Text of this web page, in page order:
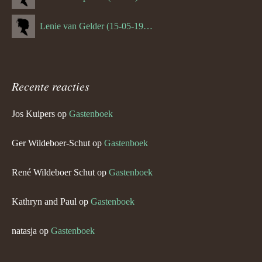
Lenie van Gelder (15-05-1970)
Recente reacties
Jos Kuipers op Gastenboek
Ger Wildeboer-Schut op Gastenboek
René Wildeboer Schut op Gastenboek
Kathryn and Paul op Gastenboek
natasja op Gastenboek